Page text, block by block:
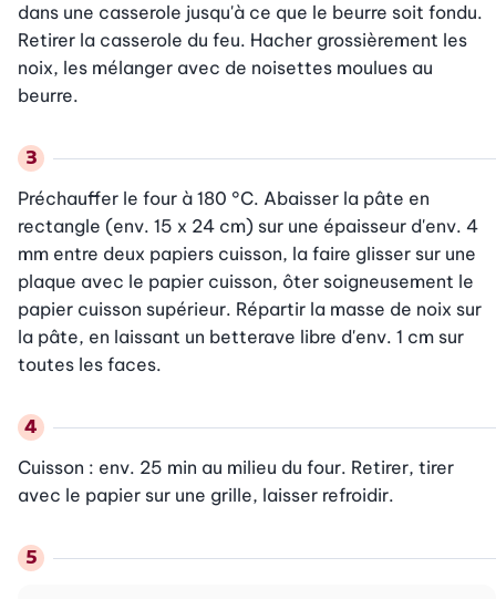
dans une casserole jusqu'à ce que le beurre soit fondu.
Retirer la casserole du feu. Hacher grossièrement les
noix, les mélanger avec de noisettes moulues au
beurre.
Préchauffer le four à 180 °C. Abaisser la pâte en
rectangle (env. 15 x 24 cm) sur une épaisseur d'env. 4
mm entre deux papiers cuisson, la faire glisser sur une
plaque avec le papier cuisson, ôter soigneusement le
papier cuisson supérieur. Répartir la masse de noix sur
la pâte, en laissant un betterave libre d'env. 1 cm sur
toutes les faces.
Cuisson : env. 25 min au milieu du four. Retirer, tirer
avec le papier sur une grille, laisser refroidir.